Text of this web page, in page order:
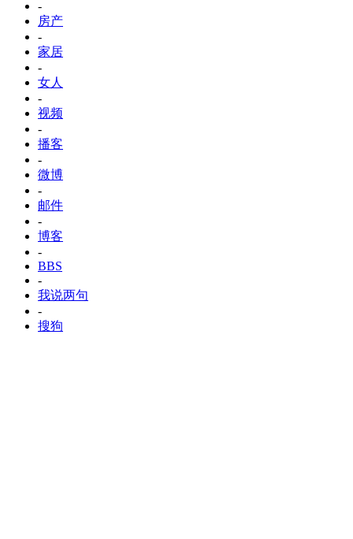
-
房产
-
家居
-
女人
-
视频
-
播客
-
微博
-
邮件
-
博客
-
BBS
-
我说两句
-
搜狗